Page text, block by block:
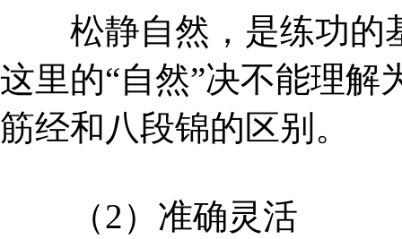
松静自然，是练功的
这里的“自然”决不能理解
筋经和八段锦的区别。
（2）准确灵活